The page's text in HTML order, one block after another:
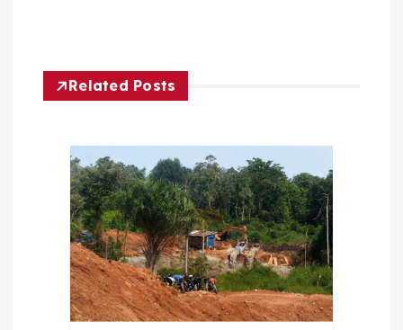
Related Posts